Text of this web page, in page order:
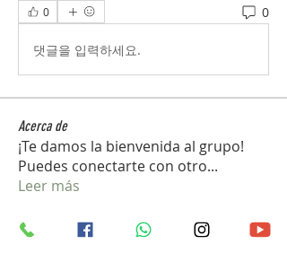
0 0
댓글을 입력하세요.
Acerca de
¡Te damos la bienvenida al grupo!
Puedes conectarte con otro...
Leer más
Miembros